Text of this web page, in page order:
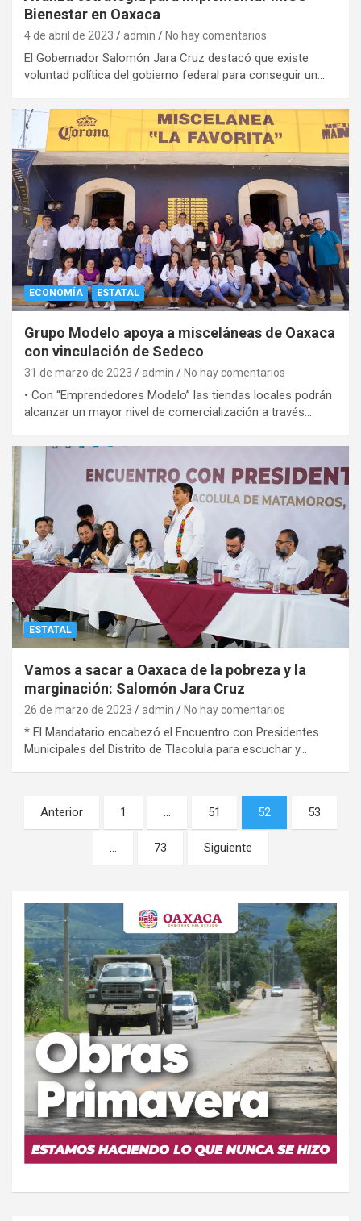
Bienestar en Oaxaca
4 de abril de 2023 admin No hay comentarios
El Gobernador Salomón Jara Cruz destacó que existe
voluntad política del gobierno federal para conseguir un…
ECONOMÍA ESTATAL
Grupo Modelo apoya a misceláneas de Oaxaca
con vinculación de Sedeco
31 de marzo de 2023 admin No hay comentarios
• Con “Emprendedores Modelo” las tiendas locales podrán
alcanzar un mayor nivel de comercialización a través…
ESTATAL
Vamos a sacar a Oaxaca de la pobreza y la
marginación: Salomón Jara Cruz
26 de marzo de 2023 admin No hay comentarios
* El Mandatario encabezó el Encuentro con Presidentes
Municipales del Distrito de Tlacolula para escuchar y…
Navegación
de
Anterior 1 … 51 52 53
… 73 Siguiente